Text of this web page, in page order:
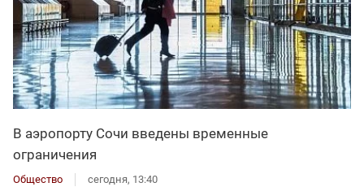
В аэропорту Сочи введены временные
ограничения
Общество сегодня, 13:40